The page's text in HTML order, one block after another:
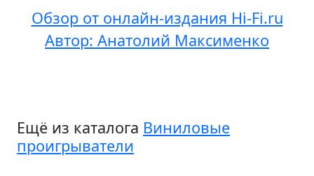
Обзор от онлайн-издания Hi-Fi.ru
Автор: Анатолий Максименко
Ещё из каталога Виниловые
проигрыватели